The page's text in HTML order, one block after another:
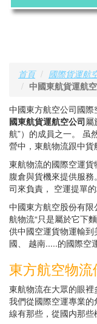
首頁
國際貨運航
中國東航貨運航
中國東方航空公司國際
國東航貨運航空公司屬
航”）的成員之一。 虽
營中，東航物流跟中貨
東航物流的國際空運
腹倉與貨機來提供服
司來負責， 空運提單的
中國東方航空股份有
航物流“只是屬於它下
供中國空運貨物運輸
國、 越南.....的國際空
東方航空物
東航物流在大眾的眼裡
我們從國際空運專業
線有那些，從國内那些